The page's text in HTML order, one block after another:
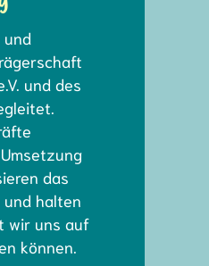
und
und des
das
halten
wir uns auf
können.